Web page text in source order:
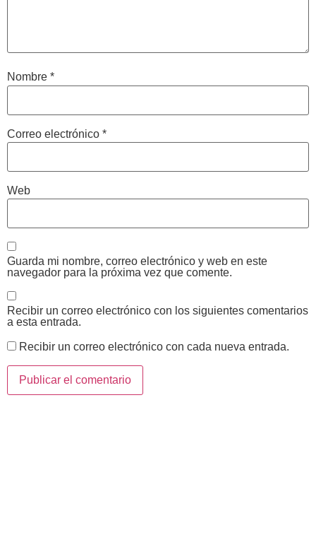
Nombre *
Correo electrónico *
Web
Guarda mi nombre, correo electrónico y web en este
navegador para la próxima vez que comente.
Recibir un correo electrónico con los siguientes comentarios
a esta entrada.
Recibir un correo electrónico con cada nueva entrada.